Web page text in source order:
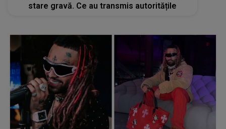
stare gravă. Ce au transmis autoritățile